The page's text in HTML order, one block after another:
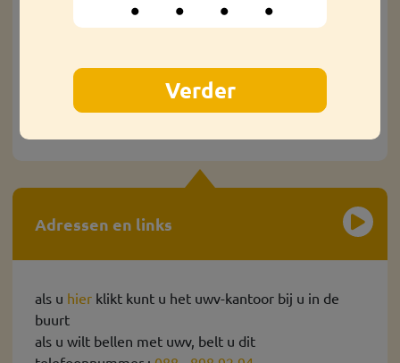
Als u
klikt vindt u meer
informatie over rechten en
arbeidsongeschiktheid als u
een uitkering heeft.
Adressen en links
als u hier klikt kunt u het uwv-kantoor bij u in de
buurt
als u wilt bellen met uwv, belt u dit